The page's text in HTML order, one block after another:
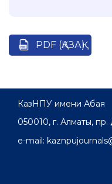
PDF (ҚАЗАҚ)
КазНПУ имени Абая
050010, г. Алматы, пр.
e-mail: